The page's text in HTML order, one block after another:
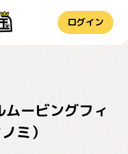
ログイン
ービングフィ
ミ）